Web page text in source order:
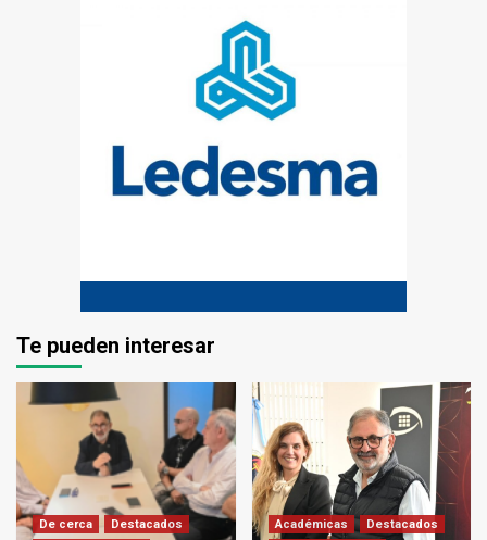
Te pueden interesar
De cerca
Destacados
Académicas
Destacados